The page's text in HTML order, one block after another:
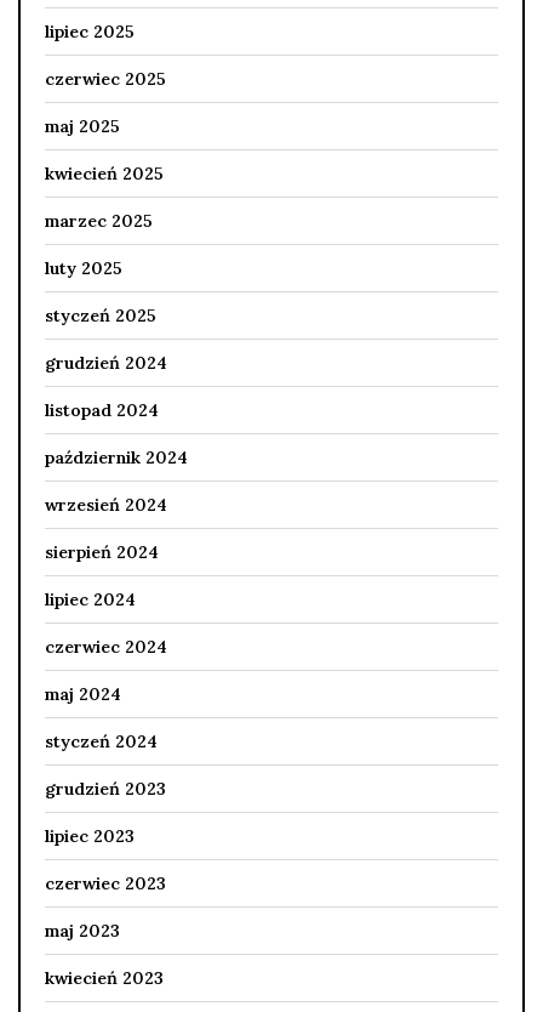
lipiec 2025
czerwiec 2025
maj 2025
kwiecień 2025
marzec 2025
luty 2025
styczeń 2025
grudzień 2024
listopad 2024
październik 2024
wrzesień 2024
sierpień 2024
lipiec 2024
czerwiec 2024
maj 2024
styczeń 2024
grudzień 2023
lipiec 2023
czerwiec 2023
maj 2023
kwiecień 2023